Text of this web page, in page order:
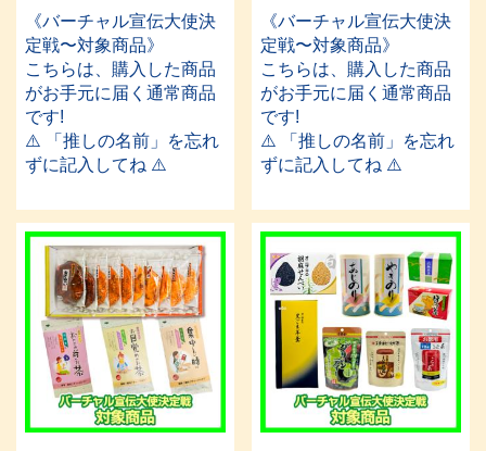
《バーチャル宣伝大使決
定戦〜対象商品》
こちらは、購入した商品
がお手元に届く通常商品
です!
⚠️ 「推しの名前」を忘れ
ずに記入してね ⚠️
《バーチャル宣伝大使決
定戦〜対象商品》
こちらは、購入した商品
がお手元に届く通常商品
です!
⚠️ 「推しの名前」を忘れ
ずに記入してね ⚠️